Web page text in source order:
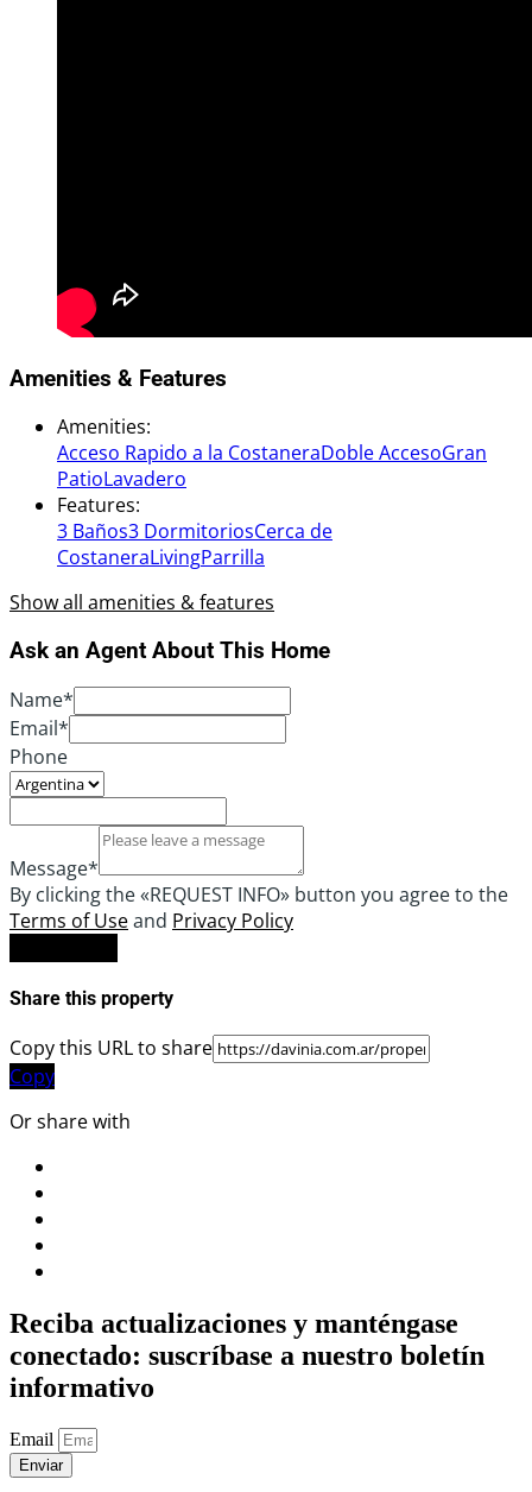
Amenities & Features
Amenities:
Acceso Rapido a la CostaneraDoble AccesoGran
PatioLavadero
Features:
3 Baños3 DormitoriosCerca de
CostaneraLivingParrilla
Show all amenities & features
Ask an Agent About This Home
Name*
Email*
Phone
Message*
By clicking the «REQUEST INFO» button you agree to the
Terms of Useand Privacy Policy
Share this property
Copy this URL to share
Copy
Or share with
Reciba actualizaciones y manténgase
conectado: suscríbase a nuestro boletín
informativo
Email
Enviar